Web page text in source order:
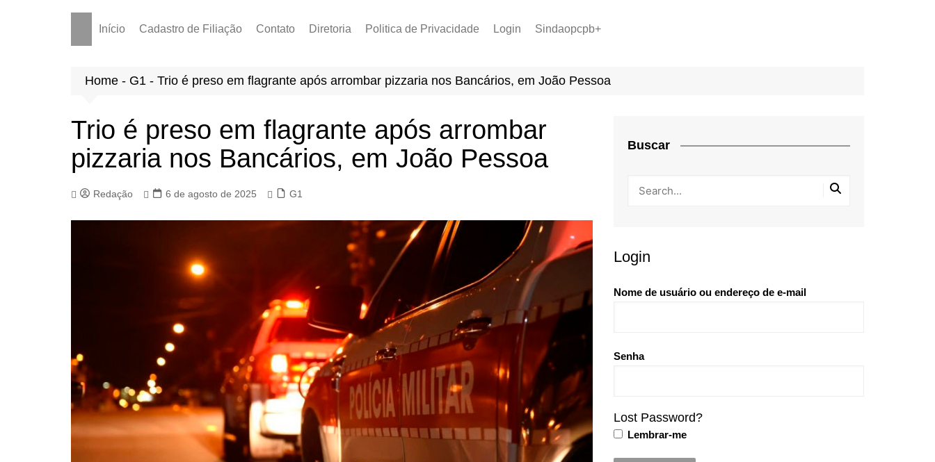
Início Cadastro de Filiação Contato Diretoria
PCCR 2022
Tabela de Venc. 2025
Politica de Privacidade Login Sindaopcpb+
Home - G1 - Trio é preso em flagrante após arrombar pizzaria nos Bancários, em João Pessoa
Trio é preso em flagrante após arrombar
pizzaria nos Bancários, em João Pessoa
Redação 6 de agosto de 2025 G1
Buscar
Login
Nome de usuário ou endereço de e-mail
Senha
Lost Password?
Lembrar-me